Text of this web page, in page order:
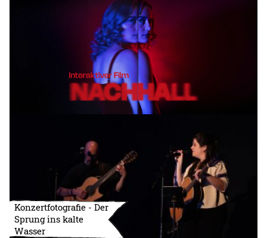
Konzertfotografie - Der
Sprung ins kalte
Wasser